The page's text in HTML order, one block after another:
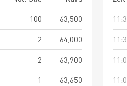
100
63,500
2
64,000
2
63,900
1
63,650